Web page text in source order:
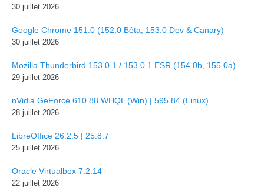
30 juillet 2026
Google Chrome 151.0 (152.0 Bêta, 153.0 Dev & Canary)
30 juillet 2026
Mozilla Thunderbird 153.0.1 / 153.0.1 ESR (154.0b, 155.0a)
29 juillet 2026
nVidia GeForce 610.88 WHQL (Win) | 595.84 (Linux)
28 juillet 2026
LibreOffice 26.2.5 | 25.8.7
25 juillet 2026
Oracle Virtualbox 7.2.14
22 juillet 2026